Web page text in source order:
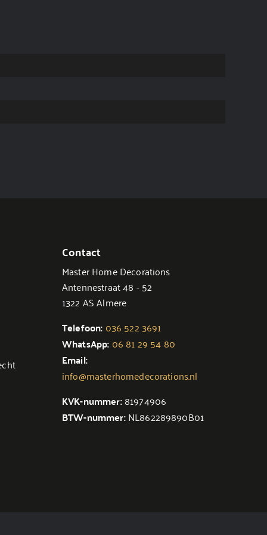
Contact
Master Home Decorations
Antennestraat 48 - 52
1322 AS Almere
Telefoon: 036 522 3691
WhatsApp: 06 81 29 54 80
Email:
info@masterhomedecorations.nl
KVK-nummer:81974906
BTW-nummer:NL862289890B01